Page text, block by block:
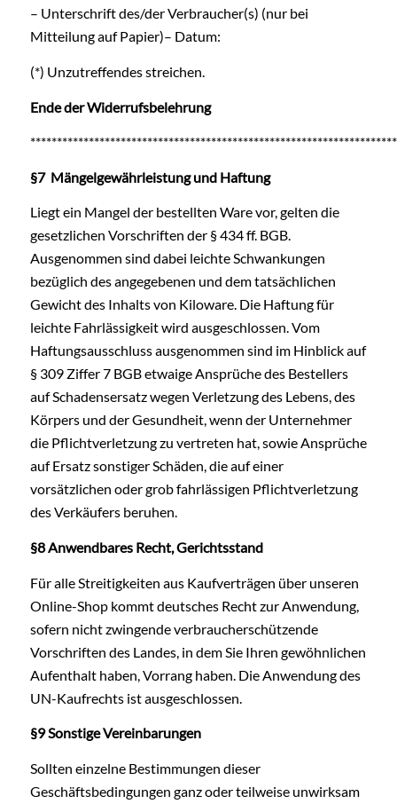
– Unterschrift des/der Verbraucher(s) (nur bei
Mitteilung auf Papier)– Datum:
(*) Unzutreffendes streichen.
Ende der Widerrufsbelehrung
§7 Mängelgewährleistung und Haftung
Liegt ein Mangel der bestellten Ware vor, gelten die
gesetzlichen Vorschriften der § 434 ff. BGB.
Ausgenommen sind dabei leichte Schwankungen
bezüglich des angegebenen und dem tatsächlichen
Gewicht des Inhalts von Kiloware. Die Haftung für
leichte Fahrlässigkeit wird ausgeschlossen. Vom
Haftungsausschluss ausgenommen sind im Hinblick auf
§ 309 Ziffer 7 BGB etwaige Ansprüche des Bestellers
auf Schadensersatz wegen Verletzung des Lebens, des
Körpers und der Gesundheit, wenn der Unternehmer
die Pflichtverletzung zu vertreten hat, sowie Ansprüche
auf Ersatz sonstiger Schäden, die auf einer
vorsätzlichen oder grob fahrlässigen Pflichtverletzung
des Verkäufers beruhen.
§8 Anwendbares Recht, Gerichtsstand
Für alle Streitigkeiten aus Kaufverträgen über unseren
Online-Shop kommt deutsches Recht zur Anwendung,
sofern nicht zwingende verbraucherschützende
Vorschriften des Landes, in dem Sie Ihren gewöhnlichen
Aufenthalt haben, Vorrang haben. Die Anwendung des
UN-Kaufrechts ist ausgeschlossen.
§9 Sonstige Vereinbarungen
Sollten einzelne Bestimmungen dieser
Geschäftsbedingungen ganz oder teilweise unwirksam